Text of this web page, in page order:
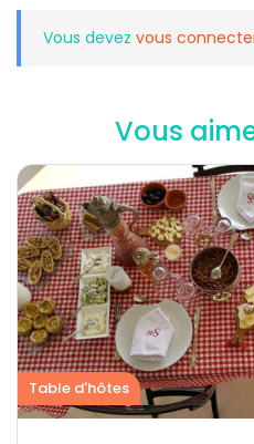
Vous devez vous
Vous
Table d'hôtes